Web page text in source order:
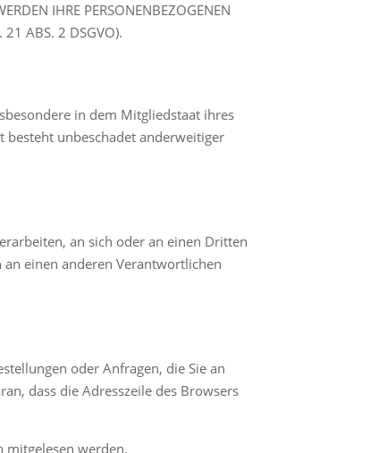
IHRE PERSONENBEZOGENEN
21 ABS. 2 DSGVO).
in dem Mitgliedstaat ihres
besteht unbeschadet anderweitiger
an sich oder an einen Dritten
einen anderen Verantwortlichen
oder Anfragen, die Sie an
dass die Adresszeile des Browsers
mitgelesen werden.